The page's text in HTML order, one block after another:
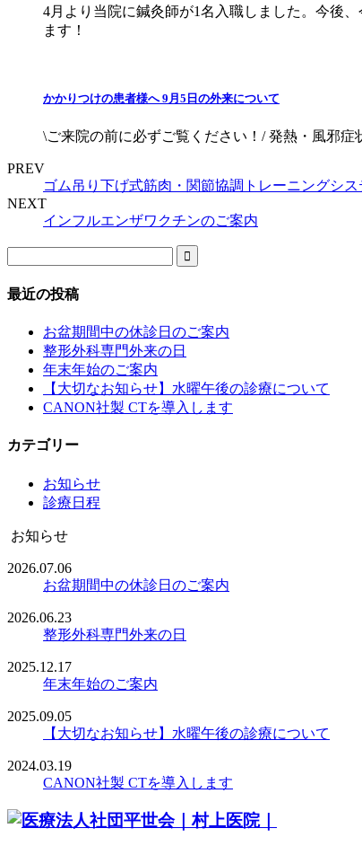
4月より当院に鍼灸師が1名入職しました。今後
ます！
かかりつけの患者様へ 9月5日の外来について
\ご来院の前に必ずご覧ください！/ 発熱・風邪
PREV
ゴム吊り下げ式筋肉・関節協調トレーニングシ
NEXT
インフルエンザワクチンのご案内
最近の投稿
お盆期間中の休診日のご案内
整形外科専門外来の日
年末年始のご案内
【大切なお知らせ】水曜午後の診療について
CANON社製 CTを導入します
カテゴリー
お知らせ
診療日程
お知らせ
2026.07.06
お盆期間中の休診日のご案内
2026.06.23
整形外科専門外来の日
2025.12.17
年末年始のご案内
2025.09.05
【大切なお知らせ】水曜午後の診療について
2024.03.19
CANON社製 CTを導入します